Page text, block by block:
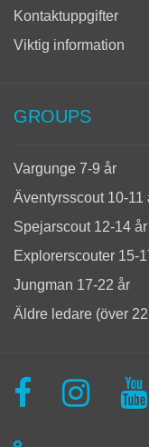
Kontaktuppgifter
Viktig information
GROUPS
Vargunge 7-9 år
Äventyrsscout 10-11
Spejarscout 12-14 år
Explorerscouter 15-
Jungman 17-22 år
Äldre ledare (över